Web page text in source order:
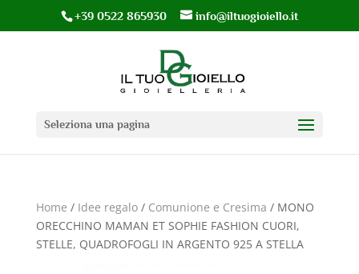
+39 0522 865930 info@iltuogioiello.it
Seleziona una pagina
Home / Idee regalo/ Comunione e Cresima / MONO
ORECCHINO MAMAN ET SOPHIE FASHION CUORI,
STELLE, QUADROFOGLI IN ARGENTO 925 A STELLA